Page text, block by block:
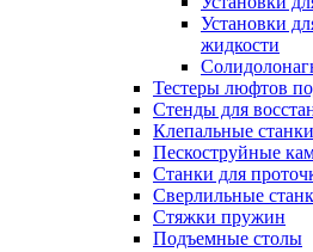
Установки
жидкости
Тестеры люфтов
Стенды для
Клепальные
Пескоструйные
Станки для
Сверлильные
Стяжки пружин
Подъемные столы